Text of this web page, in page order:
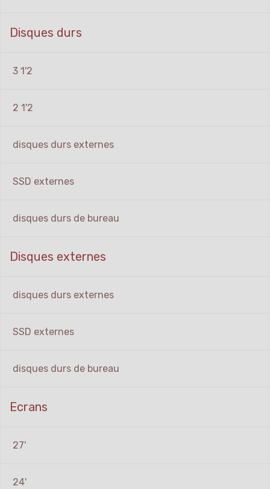
Disques durs
3 1'2
2 1'2
disques durs externes
SSD externes
disques durs de bureau
Disques externes
disques durs externes
SSD externes
disques durs de bureau
Ecrans
27'
24'